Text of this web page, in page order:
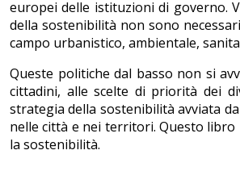
europei delle istituzioni di governo.
della sostenibilità non sono
campo urbanistico, ambientale,
Queste politiche dal basso non si
cittadini, alle scelte di priorità dei
strategia della sostenibilità avviata
nelle città e nei territori. Questo
la sostenibilità.